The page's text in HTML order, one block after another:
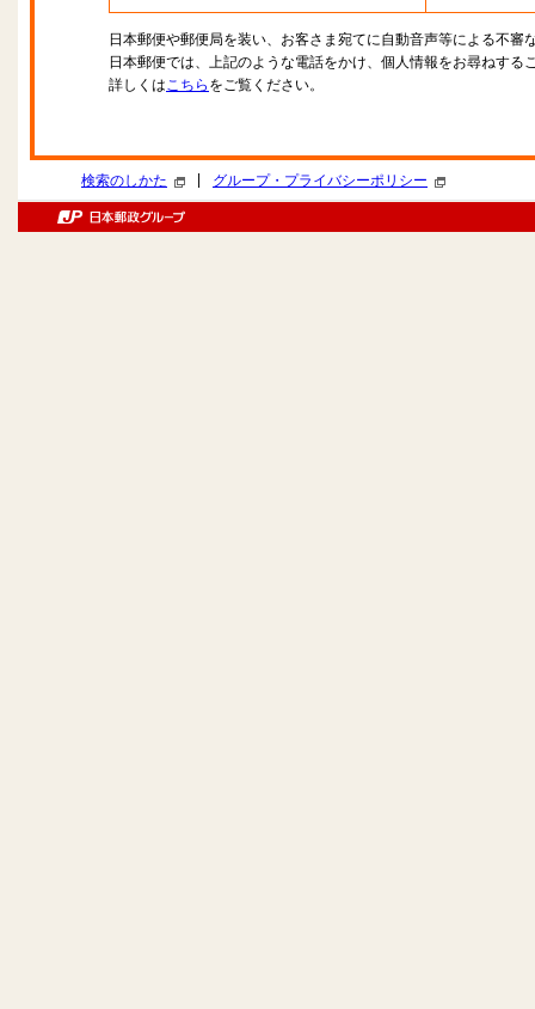
日本郵便や郵便局を装い、お客さま宛てに自動音声等による不審
日本郵便では、上記のような電話をかけ、個人情報をお尋ねする
詳しくはこちら をご覧ください。
検索のしかた グループ・プライバシーポリシー